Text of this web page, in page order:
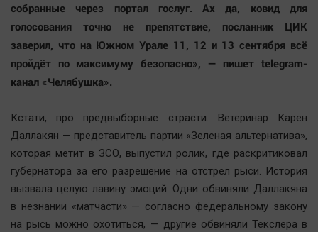
собранные через портал гослуг. Ах да, ковид для
голосования точно не препятствие, посланник ЦИК
заверил, что на Южном Урале 11, 12 и 13 сентября всё
пройдёт по максимуму безопасно», — пишет telegram-
канал «Челябушка».
Кстати, про предвыборные страсти. Ветеринар Карен
Даллакян — представитель партии «Зеленая альтернатива»,
которая метит в ЗСО, выпустил ролик, где раскритиковал
губернатора за его разрешение на отстрел рыси. История
вызвала целую лавину эмоций. Одни обвиняли Даллакяна
в незнании «матчасти» — согласно федеральному закону
на рысь можно охотиться, — другие обвиняли Текслера в